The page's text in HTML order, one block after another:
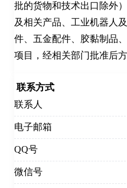
批的货物和技术出口除外
及相关产品、工业机器人
件、五金配件、胶黏制品
项目，经相关部门批准后
联系方式
联系人
电子邮箱
QQ号
微信号